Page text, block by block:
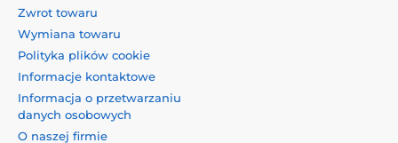
Zwrot towaru
Wymiana towaru
Polityka plików cookie
Informacje kontaktowe
Informacja o przetwarzaniu
danych osobowych
O naszej firmie